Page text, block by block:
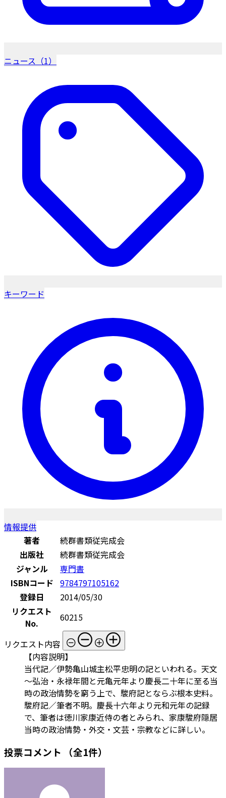
ニュース（1）
キーワード
情報提供
著者
続群書類従完成会
出版社
続群書類従完成会
ジャンル
専門書
ISBNコード 9784797105162
登録日
2014/05/30
リクエスト
No.
60215
リクエスト内容
【内容説明】
当代記／伊勢亀山城主松平忠明の記といわれる。天文
～弘治・永禄年間と元亀元年より慶長二十年に至る当
時の政治情勢を窮う上で、駿府記とならぶ根本史料。
駿府記／筆者不明。慶長十六年より元和元年の記録
で、筆者は徳川家康近侍の者とみられ、家康駿府隠居
当時の政治情勢・外交・文芸・宗教などに詳しい。
投票コメント （全1件）